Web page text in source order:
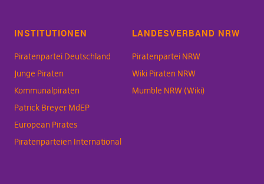
INSTITUTIONEN
Piratenpartei Deutschland
Junge Piraten
Kommunalpiraten
Patrick Breyer MdEP
European Pirates
Piratenparteien International
LANDESVERBAND NRW
Piratenpartei NRW
Wiki Piraten NRW
Mumble NRW (Wiki)